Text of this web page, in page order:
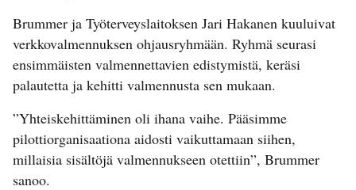
Brummer ja Työterveyslaitoksen Jari Hakanen kuuluivat
verkkovalmennuksen ohjausryhmään. Ryhmä seurasi
ensimmäisten valmennettavien edistymistä, keräsi
palautetta ja kehitti valmennusta sen mukaan.
”Yhteiskehittäminen oli ihana vaihe. Pääsimme
pilottiorganisaationa aidosti vaikuttamaan siihen,
millaisia sisältöjä valmennukseen otettiin”, Brummer
sanoo.